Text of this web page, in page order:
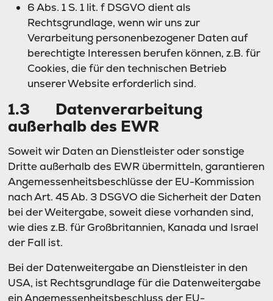
6 Abs. 1 S. 1 lit. f DSGVO dient als
Rechtsgrundlage, wenn wir uns zur
Verarbeitung personenbezogener Daten auf
berechtigte Interessen berufen können, z.B. für
Cookies, die für den technischen Betrieb
unserer Website erforderlich sind.
1.3 Datenverarbeitung
außerhalb des EWR
Soweit wir Daten an Dienstleister oder sonstige
Dritte außerhalb des EWR übermitteln, garantieren
Angemessenheitsbeschlüsse der EU-Kommission
nach Art. 45 Ab. 3 DSGVO die Sicherheit der Daten
bei der Weitergabe, soweit diese vorhanden sind,
wie dies z.B. für Großbritannien, Kanada und Israel
der Fall ist.
Bei der Datenweitergabe an Dienstleister in den
USA, ist Rechtsgrundlage für die Datenweitergabe
ein Angemessenheitsbeschluss der EU-